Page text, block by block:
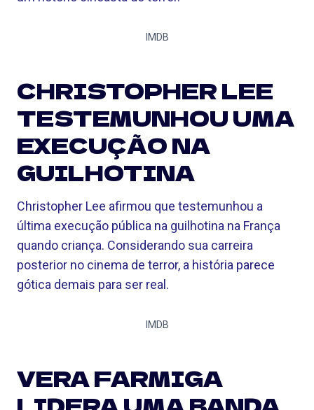
IMDB
CHRISTOPHER LEE
TESTEMUNHOU UMA
EXECUÇÃO NA
GUILHOTINA
Christopher Lee afirmou que testemunhou a
última execução pública na guilhotina na França
quando criança. Considerando sua carreira
posterior no cinema de terror, a história parece
gótica demais para ser real.
IMDB
VERA FARMIGA